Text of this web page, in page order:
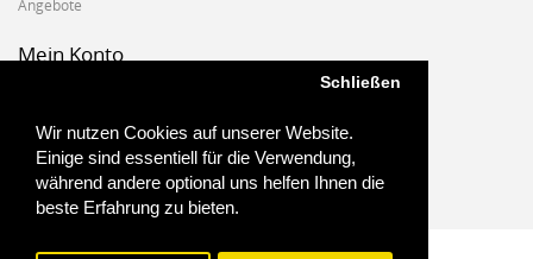
Wir nutzen Cookies auf unserer Website.
Einige sind essentiell für die Verwendung,
während andere optional uns helfen Ihnen die
beste Erfahrung zu bieten.
Schließen
Angebote
Mein Konto
Auftragshistorie
Wunschzettel
Newsletter